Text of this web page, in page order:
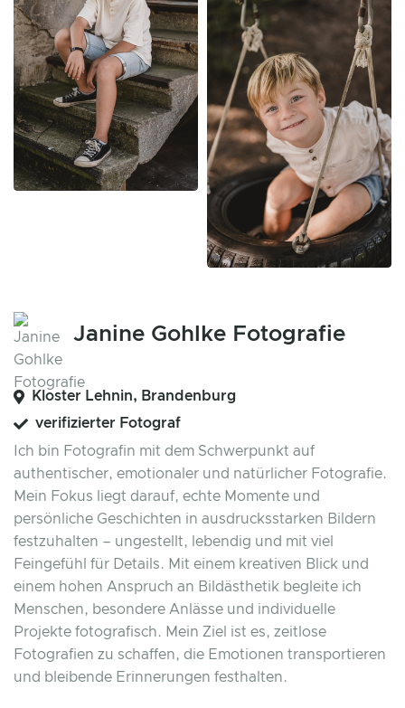
Janine Gohlke Fotografie
Kloster Lehnin, Brandenburg
verifizierter Fotograf
Ich bin Fotografin mit dem Schwerpunkt auf
authentischer, emotionaler und natürlicher Fotografie.
Mein Fokus liegt darauf, echte Momente und
persönliche Geschichten in ausdrucksstarken Bildern
festzuhalten – ungestellt, lebendig und mit viel
Feingefühl für Details. Mit einem kreativen Blick und
einem hohen Anspruch an Bildästhetik begleite ich
Menschen, besondere Anlässe und individuelle
Projekte fotografisch. Mein Ziel ist es, zeitlose
Fotografien zu schaffen, die Emotionen transportieren
und bleibende Erinnerungen festhalten.